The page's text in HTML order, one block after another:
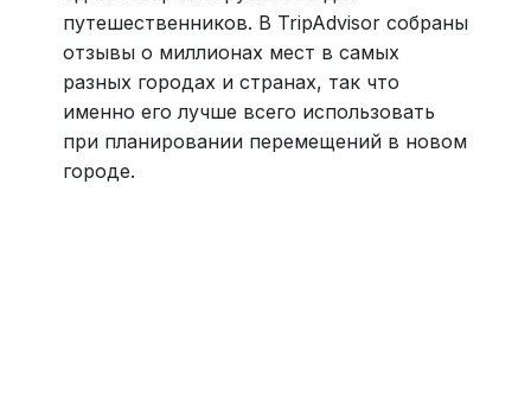
путешественников. В TripAdvisor собраны
отзывы о миллионах мест в самых
разных городах и странах, так что
именно его лучше всего использовать
при планировании перемещений в новом
городе.